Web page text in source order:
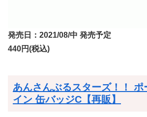
発売日：2021/08/中 発売予定
440円(税込)
あんさんぶるスターズ！！ ポ
イン 缶バッジC【再販】